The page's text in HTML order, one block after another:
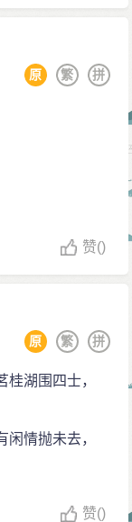
拼
繁
原
赞()
拼
繁
原
湖围四士，
情抛未去，
赞()